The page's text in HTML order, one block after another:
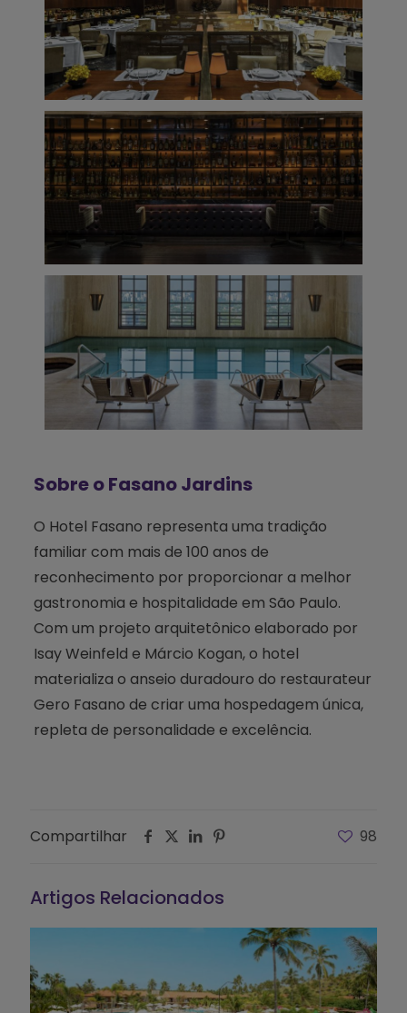
Sobre o Fasano Jardins
O Hotel Fasano representa uma tradição
familiar com mais de 100 anos de
reconhecimento por proporcionar a melhor
gastronomia e hospitalidade em São Paulo.
Com um projeto arquitetônico elaborado por
Isay Weinfeld e Márcio Kogan, o hotel
materializa o anseio duradouro do restaurateur
Gero Fasano de criar uma hospedagem única,
repleta de personalidade e excelência.
Compartilhar 98
Artigos Relacionados